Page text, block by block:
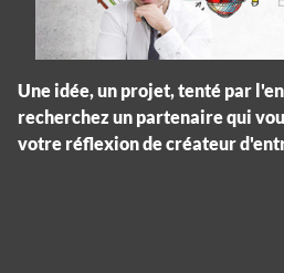
Une idée, un projet, tenté par
recherchez un partenaire qui
votre réflexion de créateur